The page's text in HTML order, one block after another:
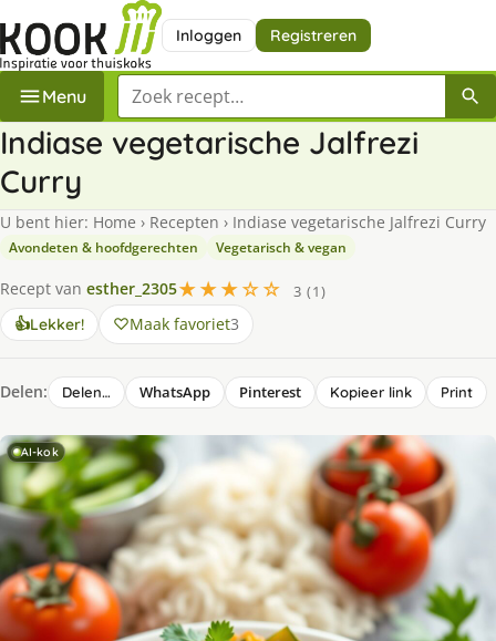
Inloggen Registreren
Menu Zoek een recept
Indiase vegetarische Jalfrezi
Curry
U bent hier: Home › Recepten › Indiase vegetarische Jalfrezi Curry
Avondeten & hoofdgerechten Vegetarisch & vegan
Recept van esther_2305★★★☆☆
3 (1)
👍Lekker! Maak favoriet3
Delen: Delen… WhatsApp Pinterest Kopieer link Print
AI-kok